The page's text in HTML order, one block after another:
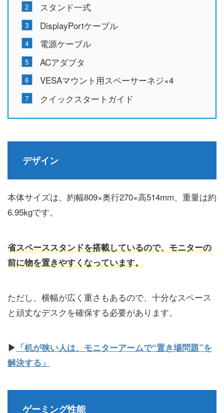
スタンド一式
DisplayPortケーブル
電源ケーブル
ACアダプタ
VESAマウント用スペーサーネジ×4
クイックスタートガイド
デザイン
本体サイズは、約幅809×奥行270×高514mm、重量は約
6.95kgです。
省スペーススタンドを搭載しているので、モニターの
前に物を置きやすくなっています。
ただし、横幅が広く重さもあるので、十分なスペース
と頑丈なデスクを確保する必要があります。
▶ 「机が狭い人は、モニターアームで“置き場問題”を
解決する」
ゲーミング性能